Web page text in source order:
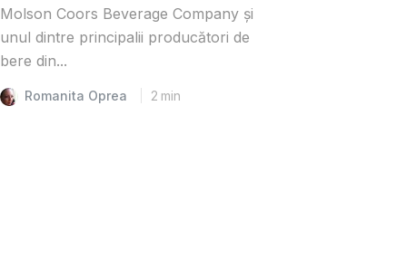
Molson Coors Beverage Company și
unul dintre principalii producători de
bere din...
Romanita Oprea 2 min